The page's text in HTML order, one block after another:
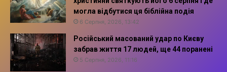
могла відбутися ця біблійна подія
6 Серпня, 2026, 13:42
Російський масований удар по Києву
забрав життя 17 людей, ще 44 поранені
5 Серпня, 2026, 11:16